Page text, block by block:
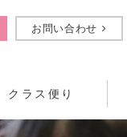
クラス便り
お問い合わせ